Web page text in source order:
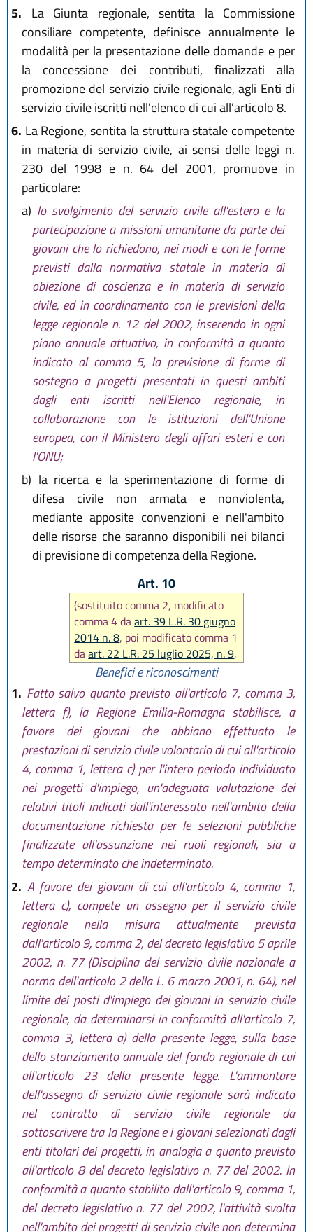
5. La Giunta regionale, sentita la Commissione
consiliare competente, definisce annualmente le
modalità per la presentazione delle domande e per
la concessione dei contributi, finalizzati alla
promozione del servizio civile regionale, agli Enti di
servizio civile iscritti nell'elenco di cui all'articolo 8.
6. La Regione, sentita la struttura statale competente
in materia di servizio civile, ai sensi delle leggi n.
230 del 1998 e n. 64 del 2001, promuove in
particolare:
a) lo svolgimento del servizio civile all'estero e la
partecipazione a missioni umanitarie da parte dei
giovani che lo richiedono, nei modi e con le forme
previsti dalla normativa statale in materia di
obiezione di coscienza e in materia di servizio
civile, ed in coordinamento con le previsioni della
legge regionale n. 12 del 2002, inserendo in ogni
piano annuale attuativo, in conformità a quanto
indicato al comma 5, la previsione di forme di
sostegno a progetti presentati in questi ambiti
dagli enti iscritti nell'Elenco regionale, in
collaborazione con le istituzioni dell'Unione
europea, con il Ministero degli affari esteri e con
l'ONU;
b) la ricerca e la sperimentazione di forme di
difesa civile non armata e nonviolenta,
mediante apposite convenzioni e nell'ambito
delle risorse che saranno disponibili nei bilanci
di previsione di competenza della Regione.
Art. 10
(sostituito comma 2, modificato
comma 4 daart. 39 L.R. 30 giugno
2014 n. 8, poi modificato comma 1
daart. 22 L.R. 25 luglio 2025, n. 9,
successivamente l'art. 29 della
L.R. 29 dicembre 2025, n. 11
ha
ripristinato la vigenza del comma
1 nel testo precedente la modifica
apportata dall'art. 22 L.R. 25
luglio 2025, n. 9)
Benefici e riconoscimenti
1. Fatto salvo quanto previsto all'articolo 7, comma 3,
lettera f), la Regione Emilia-Romagna stabilisce, a
favore dei giovani che abbiano effettuato le
prestazioni di servizio civile volontario di cui all'articolo
4, comma 1, lettera c) per l'intero periodo individuato
nei progetti d'impiego, un'adeguata valutazione dei
relativi titoli indicati dall'interessato nell'ambito della
documentazione richiesta per le selezioni pubbliche
finalizzate all'assunzione nei ruoli regionali, sia a
tempo determinato che indeterminato.
2. A favore dei giovani di cui all'articolo 4, comma 1,
lettera c), compete un assegno per il servizio civile
regionale nella misura attualmente prevista
dall'articolo 9, comma 2, del decreto legislativo 5 aprile
2002, n. 77 (Disciplina del servizio civile nazionale a
norma dell'articolo 2 della L. 6 marzo 2001, n. 64), nel
limite dei posti d'impiego dei giovani in servizio civile
regionale, da determinarsi in conformità all'articolo 7,
comma 3, lettera a) della presente legge, sulla base
dello stanziamento annuale del fondo regionale di cui
all'articolo 23 della presente legge. L'ammontare
dell'assegno di servizio civile regionale sarà indicato
nel contratto di servizio civile regionale da
sottoscrivere tra la Regione e i giovani selezionati dagli
enti titolari dei progetti, in analogia a quanto previsto
all'articolo 8 del decreto legislativo n. 77 del 2002. In
conformità a quanto stabilito dall'articolo 9, comma 1,
del decreto legislativo n. 77 del 2002, l'attività svolta
nell'ambito dei progetti di servizio civile non determina